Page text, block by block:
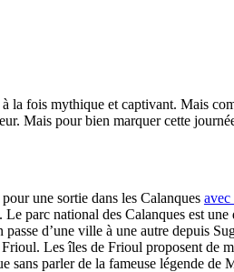
fois mythique et captivant. Mais
Mais pour bien marquer cette
une sortie dans les Calanques
parc national des Calanques est
d’une ville à une autre depuis
Les îles de Frioul proposent de
sans parler de la fameuse légende de